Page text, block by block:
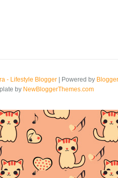
- Lifestyle Blogger | Powered by Blogger
by NewBloggerThemes.com